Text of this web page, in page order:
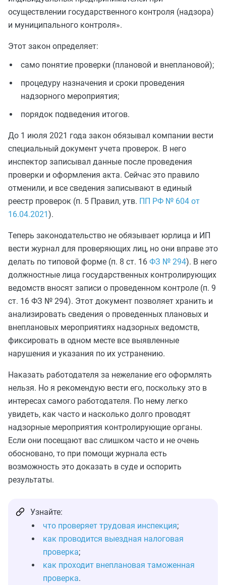
осуществлении государственного контроля (надзора)
и муниципального контроля».
Этот закон определяет:
само понятие проверки (плановой и внеплановой);
процедуру назначения и сроки проведения
надзорного мероприятия;
порядок подведения итогов.
До 1 июля 2021 года закон обязывал компании вести
специальный документ учета проверок. В него
инспектор записывал данные после проведения
проверки и оформления акта. Сейчас это правило
отменили, и все сведения записывают в единый
реестр проверок (п. 5 Правил, утв. ПП РФ № 604 от
16.04.2021).
Теперь законодательство не обязывает юрлица и ИП
вести журнал для проверяющих лиц, но они вправе это
делать по типовой форме (п. 8 ст. 16 ФЗ № 294). В него
должностные лица государственных контролирующих
ведомств вносят записи о проведенном контроле (п. 9
ст. 16 ФЗ № 294). Этот документ позволяет хранить и
анализировать сведения о проведенных плановых и
внеплановых мероприятиях надзорных ведомств,
фиксировать в одном месте все выявленные
нарушения и указания по их устранению.
Наказать работодателя за нежелание его оформлять
нельзя. Но я рекомендую вести его, поскольку это в
интересах самого работодателя. По нему легко
увидеть, как часто и насколько долго проводят
надзорные мероприятия контролирующие органы.
Если они посещают вас слишком часто и не очень
обосновано, то при помощи журнала есть
возможность это доказать в суде и оспорить
результаты.
Узнайте:
что проверяет трудовая инспекция;
как проводится выездная налоговая
проверка;
как проходит внеплановая таможенная
проверка.